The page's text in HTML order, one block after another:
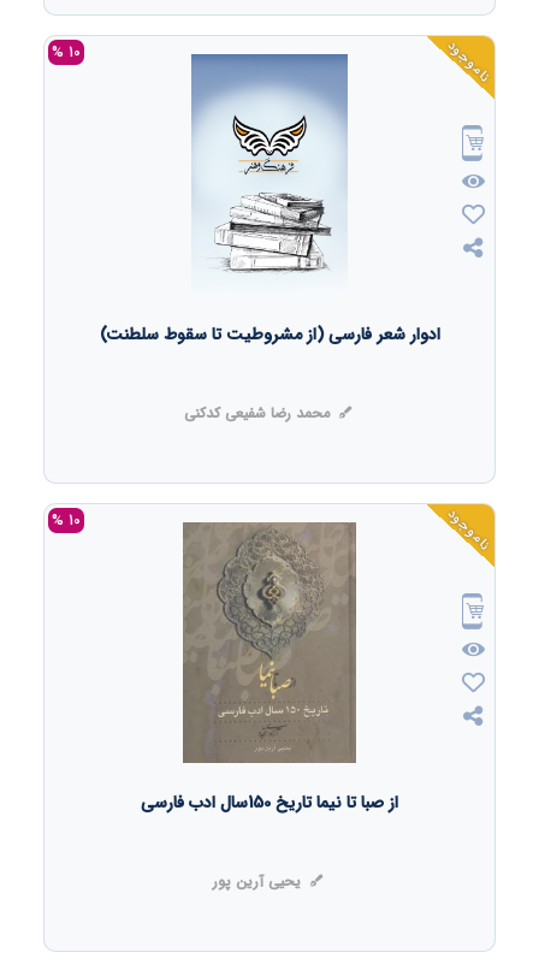
ناموجود 10 %
ادوار شعر فارسی (از مشروطیت تا سقوط سلطنت)
محمد رضا شفیعی کدکنی
ناموجود 10 %
از صبا تا نیما تاریخ 150سال ادب فارسی
یحیی آرین پور